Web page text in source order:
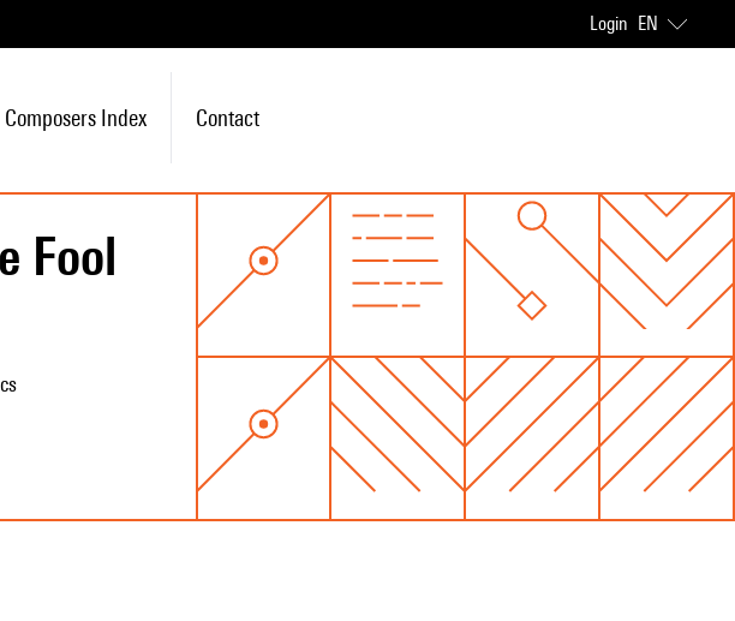
Login EN
Composers Index Contact
Fool